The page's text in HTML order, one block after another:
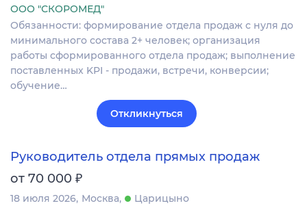
ООО "СКОРОМЕД"
Обязанности: формирование отдела продаж с нуля до
минимального состава 2+ человек; организация
работы сформированного отдела продаж; выполнение
поставленных KPI - продажи, встречи, конверсии;
обучение…
Откликнуться
Руководитель отдела прямых продаж
от 70 000 ₽
18 июля 2026 Москва
Царицыно